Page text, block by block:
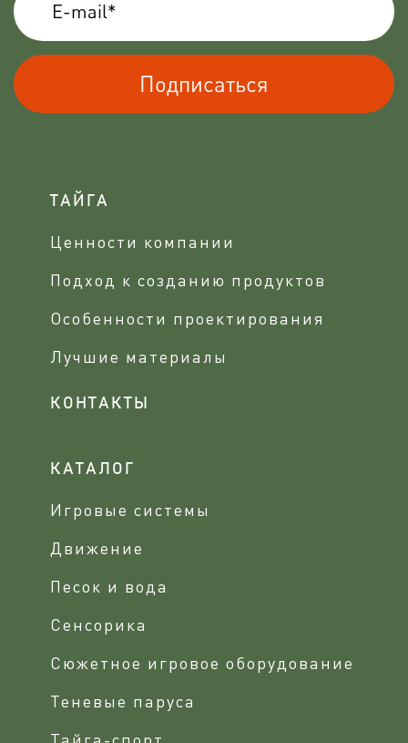
Подписаться
ТАЙГА
Ценности компании
Подход к созданию продуктов
Особенности проектирования
Лучшие материалы
КОНТАКТЫ
КАТАЛОГ
Игровые системы
Движение
Песок и вода
Сенсорика
Сюжетное игровое оборудование
Теневые паруса